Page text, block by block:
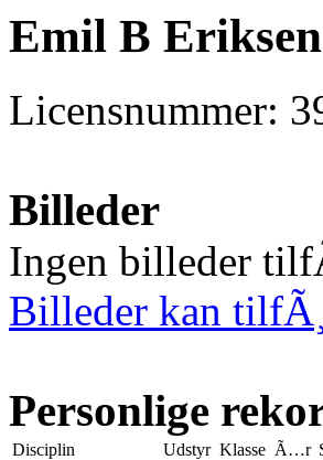
Emil B
Licensnummer:
Billeder
Ingen billeder
Billeder kan
Personlige
Disciplin Udstyr Klasse Ã…r